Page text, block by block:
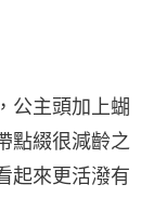
公主頭加上蝴
點綴很減齡之
起來更活潑有